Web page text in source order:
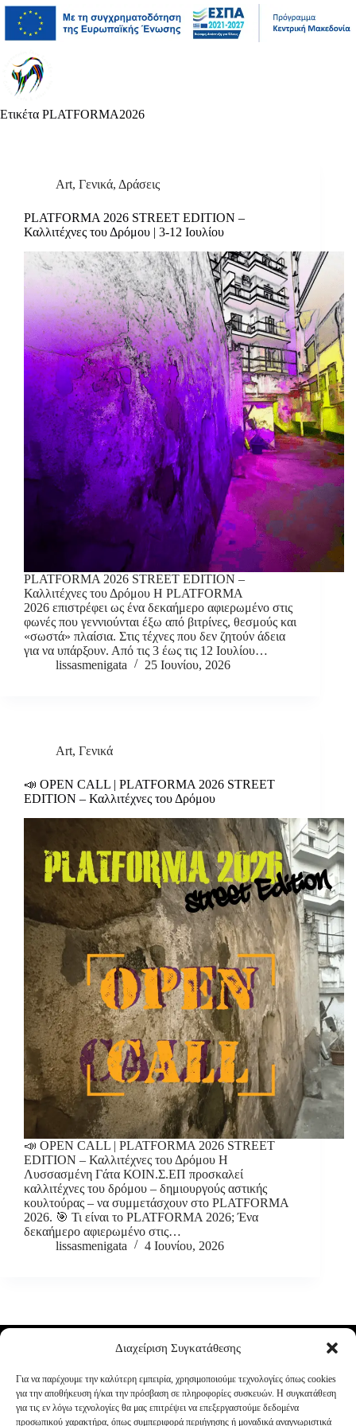
Διαχείριση Συγκατάθεσης
Για να παρέχουμε την καλύτερη εμπειρία, χρησιμοποιούμε τεχνολογίες όπως cookies
για την αποθήκευση ή/και την πρόσβαση σε πληροφορίες συσκευών. Η συγκατάθεση
για τις εν λόγω τεχνολογίες θα μας επιτρέψει να επεξεργαστούμε δεδομένα
προσωπικού χαρακτήρα, όπως συμπεριφορά περιήγησης ή μοναδικά αναγνωριστικά
Μετάβαση
περιεχόμενο
Άλμα
γραμμή
Μετάβαση
περιεχόμενο
Ετικέτα PLATFORMA2026
Art, Γενικά, Δράσεις
PLATFORMA 2026 STREET EDITION –
Καλλιτέχνες του Δρόμου | 3-12 Ιουλίου
PLATFORMA 2026 STREET EDITION –
Καλλιτέχνες του Δρόμου Η PLATFORMA
2026 επιστρέφει ως ένα δεκαήμερο αφιερωμένο στις
φωνές που γεννιούνται έξω από βιτρίνες, θεσμούς και
«σωστά» πλαίσια. Στις τέχνες που δεν ζητούν άδεια
για να υπάρξουν. Από τις 3 έως τις 12 Ιουλίου…
lissasmenigata
25 Ιουνίου, 2026
Art, Γενικά
📣 OPEN CALL | PLATFORMA 2026 STREET
EDITION – Καλλιτέχνες του Δρόμου
📣 OPEN CALL | PLATFORMA 2026 STREET
EDITION – Καλλιτέχνες του Δρόμου Η
Λυσσασμένη Γάτα ΚΟΙΝ.Σ.ΕΠ προσκαλεί
καλλιτέχνες του δρόμου – δημιουργούς αστικής
κουλτούρας – να συμμετάσχουν στο PLATFORMA
2026. 🎯 Τι είναι το PLATFORMA 2026; Ένα
δεκαήμερο αφιερωμένο στις…
lissasmenigata
4 Ιουνίου, 2026